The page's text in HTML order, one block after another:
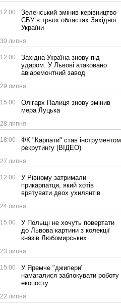
12:00
Зеленський змінив керівництво
СБУ в трьох областях Західної
України
30 липня
12:00
Західна Україна знову під
ударом. У Львові атаковано
авіаремонтний завод
29 липня
15:00
Олігарх Палиця знову змінив
мера Луцька
28 липня
18:00
ФК "Карпати" став інструментом
рекрутингу (ВІДЕО)
27 липня
12:00
У Рівному затримали
прикарпатця, який хотів
врятувати двох ухилянтів
24 липня
15:00
У Польщі не хочуть повертати
до Львова картини з колекції
князів Любомирських
23 липня
15:00
У Яремче "джипери"
намагалися заблокувати роботу
екопосту
22 липня